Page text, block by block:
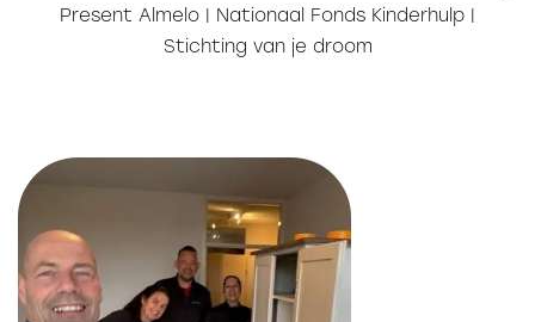
Present Almelo | Nationaal Fonds Kinderhulp |
Stichting van je droom